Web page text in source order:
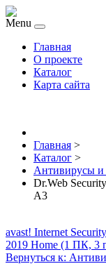
Menu
Главная
О проекте
Каталог
Карта сайта
Главная >
Каталог >
Антивирусы и
Dr.Web
A3
avast! Internet
2019 Home (1 ПК, 3
Вернуться к: